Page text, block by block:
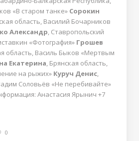
«В старом танке» Сорокин
область, Василий Бочарников
Александр, Ставропольский
«Фотография» Грошев
область, Василь Быков «Мертвым
Екатерина, Брянская область,
на рыжих» Куруч Денис,
Соловьёв «Не перебивайте»
Анастасия Ярынич +7
0